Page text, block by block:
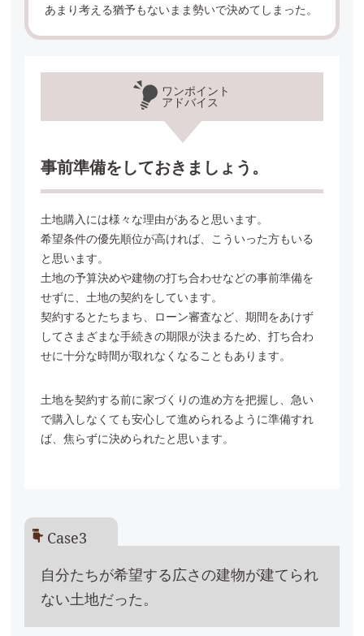
あまり考える猶予もないまま勢いで決めてしまった。
ワンポイント
アドバイス
事前準備をしておきましょう。
土地購入には様々な理由があると思います。
希望条件の優先順位が高ければ、こういった方もいる
と思います。
土地の予算決めや建物の打ち合わせなどの事前準備を
せずに、土地の契約をしています。
契約するとたちまち、ローン審査など、期間をあけず
してさまざまな手続きの期限が決まるため、打ち合わ
せに十分な時間が取れなくなることもあります。
土地を契約する前に家づくりの進め方を把握し、急い
で購入しなくても安心して進められるように準備すれ
ば、焦らずに決められたと思います。
Case3
自分たちが希望する広さの建物が建てられ
ない土地だった。